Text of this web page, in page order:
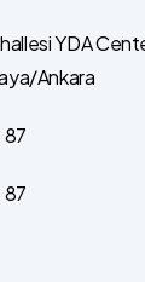
YDA
Ankara
87
87